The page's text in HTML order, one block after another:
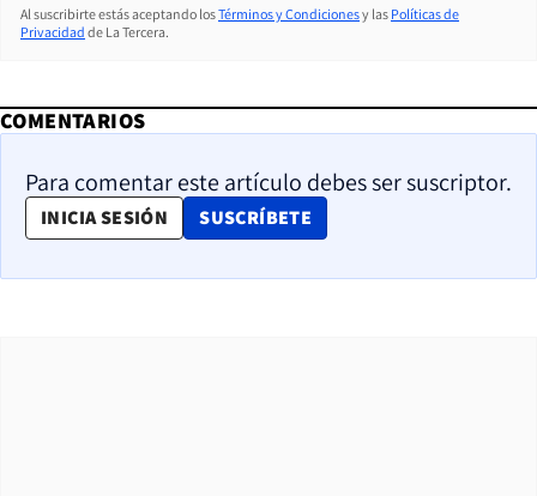
Al suscribirte estás aceptando losTérminos y Condicionesy las Políticas de
Privacidad de La Tercera.
COMENTARIOS
Para comentar este artículo debes ser suscriptor.
INICIA SESIÓN SUSCRÍBETE
OPENS IN NEW WINDOW